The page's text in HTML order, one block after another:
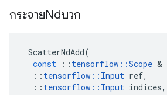
กระจายNdบวก
ScatterNdAdd(
const
:: tensorflow ::Scope &
:: tensorflow :: Input ref,
:: tensorflow :: Input indices,